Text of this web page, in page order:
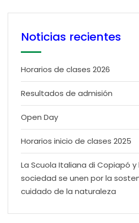
Noticias recientes
Horarios de clases 2026
Resultados de admisión
Open Day
Horarios inicio de clases 2025
La Scuola Italiana di Copiapó
sociedad se unen por la
cuidado de la naturaleza